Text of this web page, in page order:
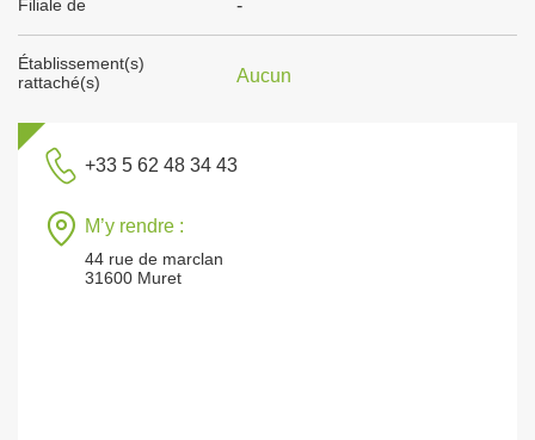
Filiale de -
Établissement(s)
rattaché(s)
Aucun
+33 5 62 48 34 43
M’y rendre :
44 rue de marclan
31600 Muret